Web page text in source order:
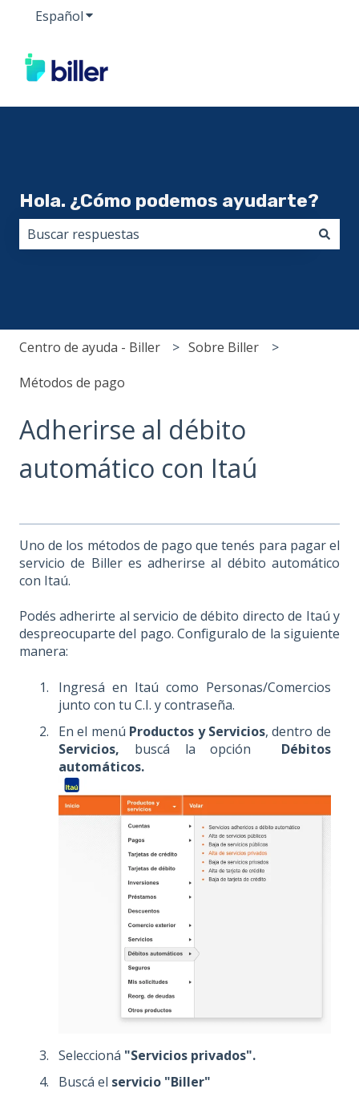
EspañolTraducciones de Mostrar submenú de
Hola. ¿Cómo podemos ayudarte?
Centro de ayuda - Biller Sobre Biller
Métodos de pago
Adherirse al débito
automático con Itaú
Uno de los métodos de pago que tenés para pagar el
servicio de Biller es adherirse al débito automático
con Itaú.
Podés adherirte al servicio de débito directo de Itaú y
despreocuparte del pago. Configuralo de la siguiente
manera:
Ingresá en Itaú como Personas/Comercios
junto con tu C.I. y contraseña.
En el menú Productos y Servicios, dentro de
Servicios, buscá la opción
Débitos
automáticos.
Seleccioná "Servicios privados".
Buscá el servicio "Biller"